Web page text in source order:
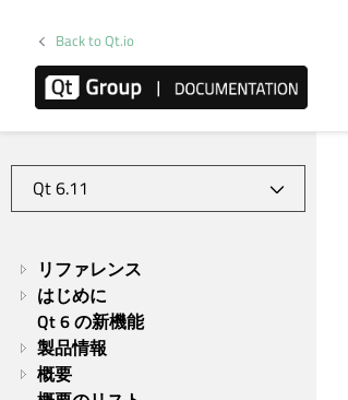
Back to Qt.io
リファレンス
はじめに
Qt 6 の新機能
製品情報
概要